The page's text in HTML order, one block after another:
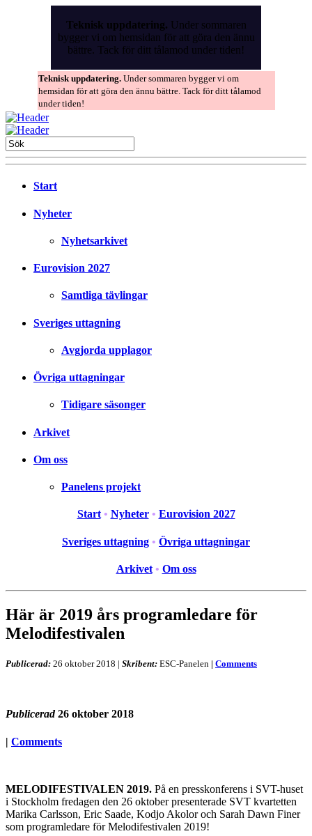
Teknisk uppdatering. Under sommaren
bygger vi om hemsidan för att göra den ännu
bättre. Tack för ditt tålamod under tiden!
Teknisk uppdatering. Under sommaren bygger vi om
hemsidan för att göra den ännu bättre. Tack för ditt tålamod
under tiden!
Start
Nyheter
Nyhetsarkivet
Eurovision 2027
Samtliga tävlingar
Sveriges uttagning
Avgjorda upplagor
Övriga uttagningar
Tidigare säsonger
Arkivet
Om oss
Panelens projekt
Start • Nyheter • Eurovision 2027
Sveriges uttagning • Övriga uttagningar
Arkivet • Om oss
Här är 2019 års programledare för
Melodifestivalen
Publicerad: 26 oktober 2018 | Skribent: ESC-Panelen | Comments
Publicerad 26 oktober 2018
| Comments
MELODIFESTIVALEN 2019. På en presskonferens i SVT-huset
i Stockholm fredagen den 26 oktober presenterade SVT kvartetten
Marika Carlsson, Eric Saade, Kodjo Akolor och Sarah Dawn Finer
som programledare för Melodifestivalen 2019!